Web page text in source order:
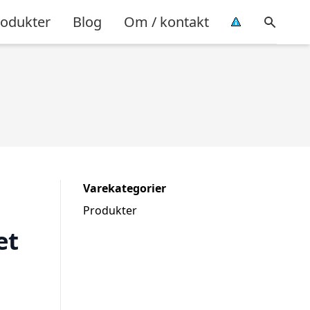
Blog Om / kontakt
Varekategorier
Produkter